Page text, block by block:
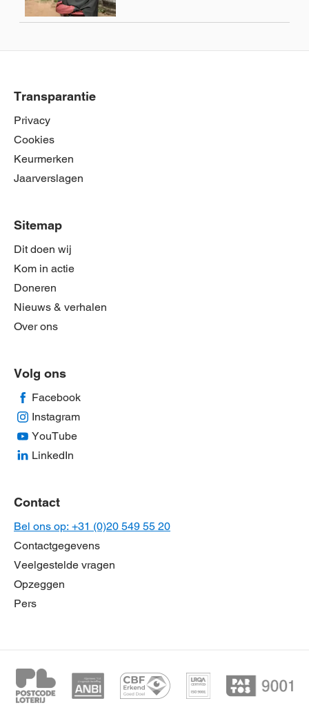
Transparantie
Privacy
Cookies
Keurmerken
Jaarverslagen
Sitemap
Dit doen wij
Kom in actie
Doneren
Nieuws & verhalen
Over ons
Volg ons
Facebook
Instagram
YouTube
LinkedIn
Contact
Bel ons op: +31 (0)20 549 55 20
Contactgegevens
Veelgestelde vragen
Opzeggen
Pers